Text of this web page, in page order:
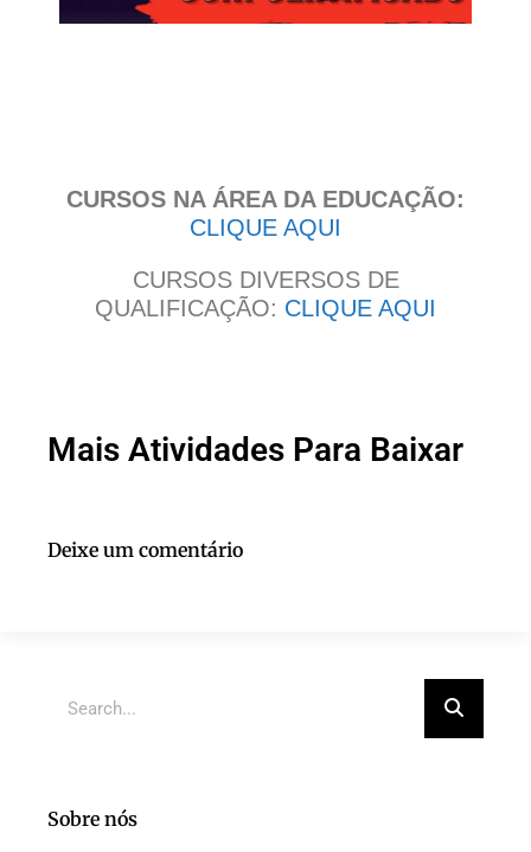
CURSOS NA ÁREA DA EDUCAÇÃO:
CLIQUE AQUI
CURSOS DIVERSOS DE
QUALIFICAÇÃO: CLIQUE AQUI
Mais Atividades Para Baixar
Deixe um comentário
Sobre nós